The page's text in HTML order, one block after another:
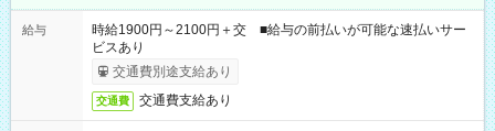
給与
時給1900円～2100円＋交 ■給与の前払いが可能な速払いサー
ビスあり
交通費別途支給あり
交通費 交通費支給あり